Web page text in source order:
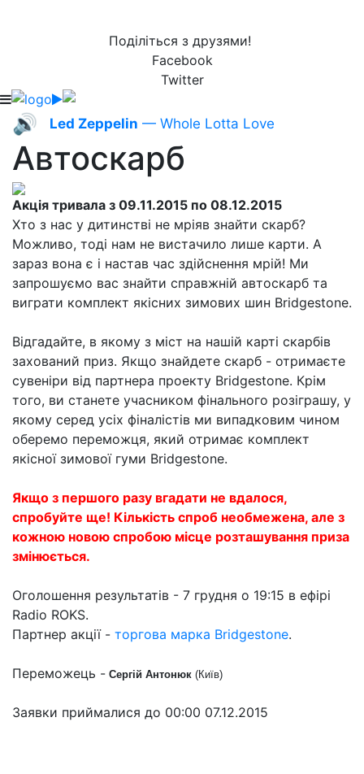
Поділіться з друзями!
Facebook
Twitter
🔊 Led Zeppelin — Whole Lotta Love
Автоскарб
Акція тривала з 09.11.2015 по 08.12.2015
Хто з нас у дитинстві не мріяв знайти скарб?
Можливо, тоді нам не вистачило лише карти. А
зараз вона є і настав час здійснення мрій! Ми
запрошуємо вас знайти справжній автоскарб та
виграти комплект якісних зимових шин Bridgestone.
Відгадайте, в якому з міст на нашій карті скарбів
захований приз. Якщо знайдете скарб - отримаєте
сувеніри від партнера проекту Bridgestone. Крім
того, ви станете учасником фінального розіграшу, у
якому серед усіх фіналістів ми випадковим чином
оберемо переможця, який отримає комплект
якісної зимової гуми Bridgestone.
Якщо з першого разу вгадати не вдалося,
спробуйте ще! Кількість спроб необмежена, але з
кожною новою спробою місце розташування приза
змінюється.
Оголошення результатів - 7 грудня о 19:15 в ефірі
Radio ROKS.
Партнер акції - торгова марка Bridgestone.
Переможець - Сергій Антонюк (Київ)
Заявки приймалися до 00:00 07.12.2015